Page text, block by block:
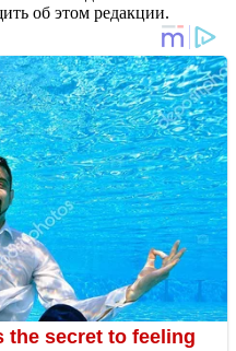
об этом редакции.